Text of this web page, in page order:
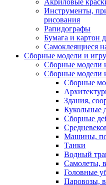
Акриловые
Инструменты,
рисования
Рапидографы
Бумага и картон
Самоклеящиеся
Сборные модели и
Сборные модели
Сборные модели
Сборные
Здания,
Кукольные
Сборные
Машины,
Танки
Водный
Самолеты,
Головные
Паровозы,